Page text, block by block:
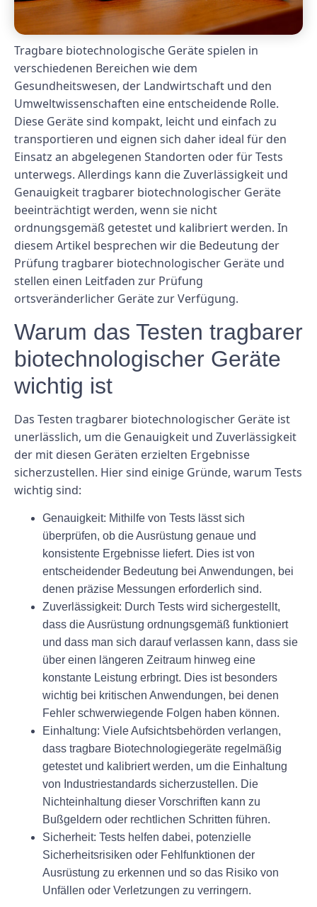
Tragbare biotechnologische Geräte spielen in
verschiedenen Bereichen wie dem
Gesundheitswesen, der Landwirtschaft und den
Umweltwissenschaften eine entscheidende Rolle.
Diese Geräte sind kompakt, leicht und einfach zu
transportieren und eignen sich daher ideal für den
Einsatz an abgelegenen Standorten oder für Tests
unterwegs. Allerdings kann die Zuverlässigkeit und
Genauigkeit tragbarer biotechnologischer Geräte
beeinträchtigt werden, wenn sie nicht
ordnungsgemäß getestet und kalibriert werden. In
diesem Artikel besprechen wir die Bedeutung der
Prüfung tragbarer biotechnologischer Geräte und
stellen einen Leitfaden zur Prüfung
ortsveränderlicher Geräte zur Verfügung.
Warum das Testen tragbarer
biotechnologischer Geräte
wichtig ist
Das Testen tragbarer biotechnologischer Geräte ist
unerlässlich, um die Genauigkeit und Zuverlässigkeit
der mit diesen Geräten erzielten Ergebnisse
sicherzustellen. Hier sind einige Gründe, warum Tests
wichtig sind:
Genauigkeit: Mithilfe von Tests lässt sich
überprüfen, ob die Ausrüstung genaue und
konsistente Ergebnisse liefert. Dies ist von
entscheidender Bedeutung bei Anwendungen, bei
denen präzise Messungen erforderlich sind.
Zuverlässigkeit: Durch Tests wird sichergestellt,
dass die Ausrüstung ordnungsgemäß funktioniert
und dass man sich darauf verlassen kann, dass sie
über einen längeren Zeitraum hinweg eine
konstante Leistung erbringt. Dies ist besonders
wichtig bei kritischen Anwendungen, bei denen
Fehler schwerwiegende Folgen haben können.
Einhaltung: Viele Aufsichtsbehörden verlangen,
dass tragbare Biotechnologiegeräte regelmäßig
getestet und kalibriert werden, um die Einhaltung
von Industriestandards sicherzustellen. Die
Nichteinhaltung dieser Vorschriften kann zu
Bußgeldern oder rechtlichen Schritten führen.
Sicherheit: Tests helfen dabei, potenzielle
Sicherheitsrisiken oder Fehlfunktionen der
Ausrüstung zu erkennen und so das Risiko von
Unfällen oder Verletzungen zu verringern.